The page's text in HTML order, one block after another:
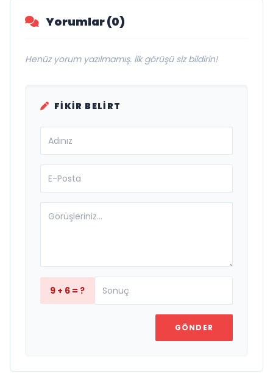
Yorumlar (0)
Henüz yorum yazılmamış. İlk görüşü siz bildirin!
FIKIR BELIRT
9 + 6 = ?
GÖNDER